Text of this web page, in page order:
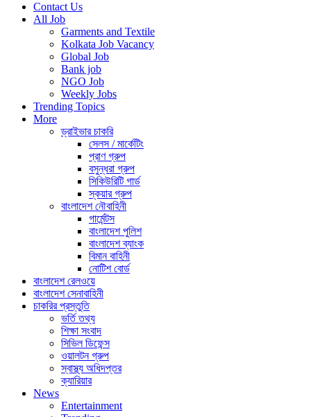
Contact Us
All Job
Garments and Textile
Kolkata Job Vacancy
Global Job
Bank job
NGO Job
Weekly Jobs
Trending Topics
More
ড্রাইভার চাকরি
সেলস / মার্কেটিং
প্রাণ গ্রুপ
বসুন্ধরা গ্রুপ
সিকিউরিটি গার্ড
স্কয়ার গ্রুপ
বাংলাদেশ নৌবাহিনী
গার্মেন্টস
বাংলাদেশ পুলিশ
বাংলাদেশ ব্যাংক
বিমান বাহিনী
নোটিশ বোর্ড
বাংলাদেশ রেলওয়ে
বাংলাদেশ সেনাবাহিনী
চাকরির প্রস্তুতি
ভর্তি তথ্য
শিক্ষা সংবাদ
সিভিল ডিফেন্স
ওয়ালটন গ্রুপ
স্বাস্থ্য অধিদপ্তর
ক্যারিয়ার
News
Entertainment